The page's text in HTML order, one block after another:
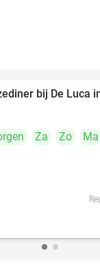
bij De Luca
Za Zo Ma